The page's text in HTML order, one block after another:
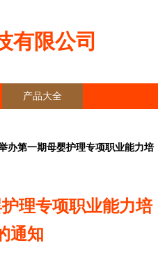
有限公司
产品大全
办第一期母婴护理专项职业能力培
理专项职业能力培
通知